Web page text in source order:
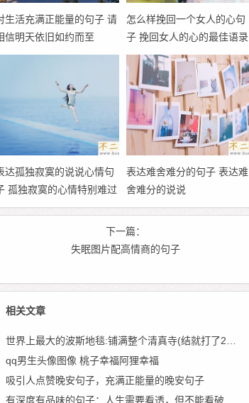
生活充满正能量的句子 请
信明天依旧如约而至
怎么样挽回一个女人的心句
子 挽回女人的心的最佳语录
达孤独寂寞的说说心情句
孤独寂寞的心情特别难过
心情说说
表达难舍难分的句子 表达难
舍难分的说说
下一篇：
失眠图片配高情商的句子
相关文章
qq男生头像图像 桃子幸福阿狸幸福
吸引人点赞晚安句子，充满正能量的晚安句子
有深度有品味的句子：人生需要看透，但不能看破